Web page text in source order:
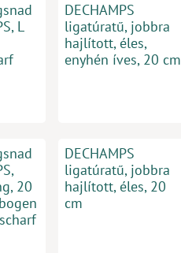
L
DECHAMPS
ligatúratű, jobbra
hajlított, éles,
enyhén íves, 20 cm
20
DECHAMPS
ligatúratű, jobbra
hajlított, éles, 20
cm